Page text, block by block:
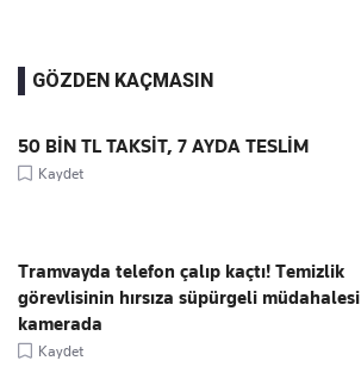
GÖZDEN KAÇMASIN
50 BİN TL TAKSİT, 7 AYDA TESLİM
Kaydet
Tramvayda telefon çalıp kaçtı! Temizlik
görevlisinin hırsıza süpürgeli müdahalesi
kamerada
Kaydet